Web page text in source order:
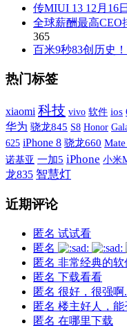
传MIUI 13 12月16
全球薪酬最高CEO
365
百米9秒83创历史
热门标签
xiaomi 科技 vivo 软件 ios
华为 骁龙845 S8 Honor
625 iPhone 8 骁龙660
诺基亚 一加5 iPhone 小米
龙835 智慧灯
近期评论
匿名 试试看
匿名
匿名 非常经典的软
匿名 下载看看
匿名 很好，很强啊
匿名 楼主好人，能
匿名 在哪里下载